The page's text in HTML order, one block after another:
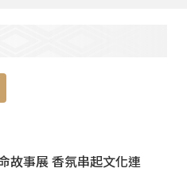
故事展 香氛串起文化連